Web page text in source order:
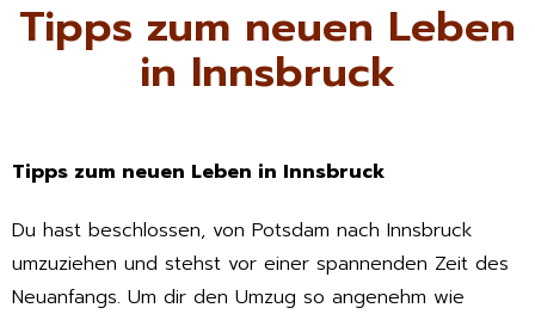
Tipps zum neuen Leben
in Innsbruck
Tipps zum neuen Leben in Innsbruck
Du hast beschlossen, von Potsdam nach Innsbruck
umzuziehen und stehst vor einer spannenden Zeit des
Neuanfangs. Um dir den Umzug so angenehm wie